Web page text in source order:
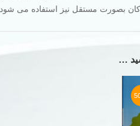
بصورت مستقل نیز استفاده می شود.
…